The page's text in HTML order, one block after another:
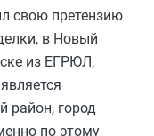
свою претензию
в Новый
из ЕГРЮЛ,
район, город
по этому